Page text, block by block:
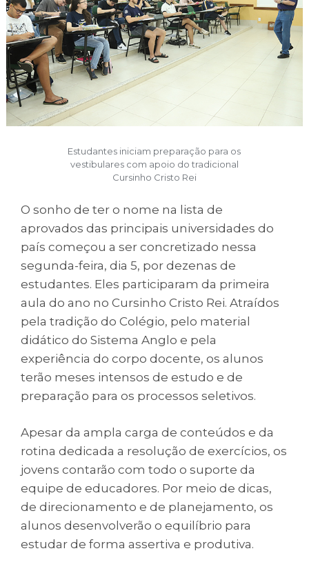
Estudantes iniciam preparação para os
vestibulares com apoio do tradicional
Cursinho Cristo Rei
O sonho de ter o nome na lista de
aprovados das principais universidades do
país começou a ser concretizado nessa
segunda-feira, dia 5, por dezenas de
estudantes. Eles participaram da primeira
aula do ano no Cursinho Cristo Rei. Atraídos
pela tradição do Colégio, pelo material
didático do Sistema Anglo e pela
experiência do corpo docente, os alunos
terão meses intensos de estudo e de
preparação para os processos seletivos.
Apesar da ampla carga de conteúdos e da
rotina dedicada a resolução de exercícios, os
jovens contarão com todo o suporte da
equipe de educadores. Por meio de dicas,
de direcionamento e de planejamento, os
alunos desenvolverão o equilíbrio para
estudar de forma assertiva e produtiva.